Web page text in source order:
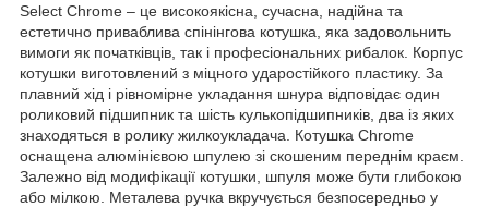
Select Chrome – це високоякісна, сучасна, надійна та
естетично приваблива спінінгова котушка, яка задовольнить
вимоги як початківців, так і професіональних рибалок. Корпус
котушки виготовлений з міцного ударостійкого пластику. За
плавний хід і рівномірне укладання шнура відповідає один
роликовий підшипник та шість кулькопідшипників, два із яких
знаходяться в ролику жилкоукладача. Котушка Chrome
оснащена алюмінієвою шпулею зі скошеним переднім краєм.
Залежно від модифікації котушки, шпуля може бути глибокою
або мілкою. Металева ручка вкручується безпосередньо у